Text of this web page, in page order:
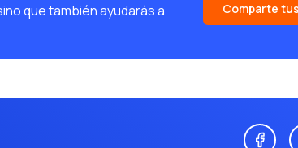
que también ayudarás a
Comparte